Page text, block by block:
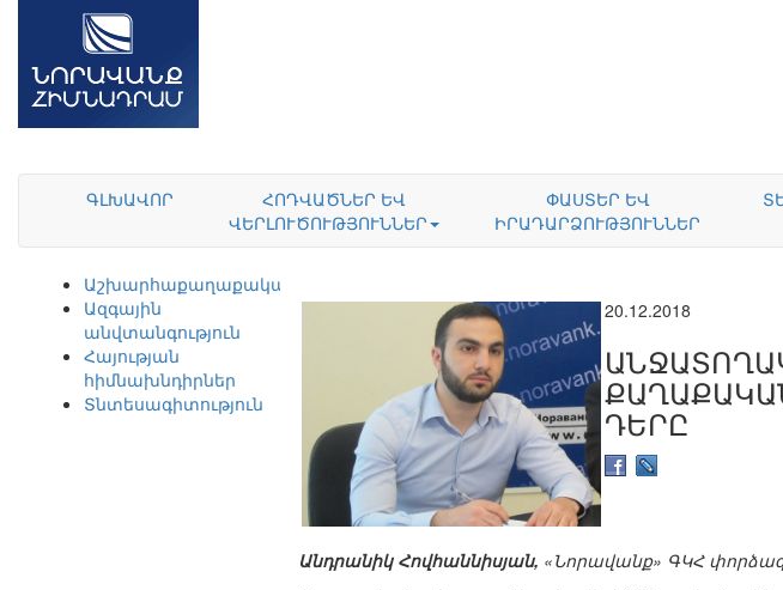
ԳԼԽԱՎՈՐ
ՀՈԴՎԱԾՆԵՐ ԵՎ
ՎԵՐԼՈՒԾՈՒԹՅՈՒՆՆԵՐ
ՓԱՍՏԵՐ ԵՎ
ԻՐԱԴԱՐՁՈՒԹՅՈՒՆՆԵՐ
Աշխարհաքաղաքականություն
Ազգային
անվտանգություն
Հայության
հիմնախնդիրներ
Տնտեսագիտություն
20.12.2018
ԴԵՐԸ
Անդրանիկ Հովհաննիսյան, «Նորավանք» ԳԿՀ